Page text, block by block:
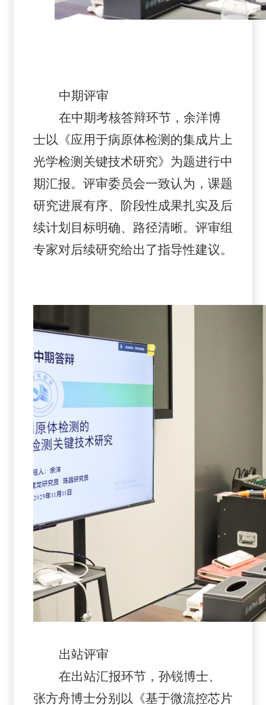
中期评审
在中期考核答辩环节，余洋博
士以《应用于病原体检测的集成片上
光学检测关键技术研究》为题进行中
期汇报。评审委员会一致认为，课题
研究进展有序、阶段性成果扎实及后
续计划目标明确、路径清晰。评审组
专家对后续研究给出了指导性建议。
出站评审
在出站汇报环节，孙锐博士、
张方舟博士分别以《基于微流控芯片